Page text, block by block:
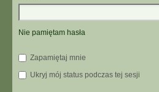
Nie pamiętam hasła
Zapamiętaj mnie
Ukryj mój status podczas tej sesji